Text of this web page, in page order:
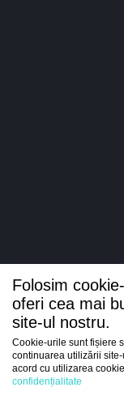
Folosim
oferi cea mai
site-ul nostru.
Cookie-urile sunt fișiere
continuarea utilizării
acord cu utilizarea
confidențialitate